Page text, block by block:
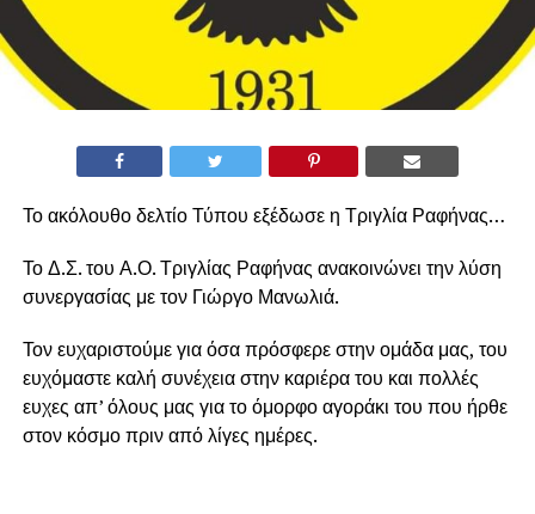
Το ακόλουθο δελτίο Τύπου εξέδωσε η Τριγλία Ραφήνας…
Το Δ.Σ. του Α.Ο. Τριγλίας Ραφήνας ανακοινώνει την λύση
συνεργασίας με τον Γιώργο Μανωλιά.
Τον ευχαριστούμε για όσα πρόσφερε στην ομάδα μας, του
ευχόμαστε καλή συνέχεια στην καριέρα του και πολλές
ευχες απ’ όλους μας για το όμορφο αγοράκι του που ήρθε
στον κόσμο πριν από λίγες ημέρες.